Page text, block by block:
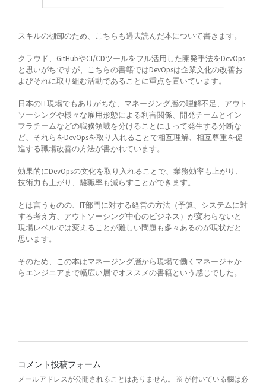
スキルの棚卸のため、こちらも過去読んだ本について書きます。
クラウド、GitHubやCI/CDツールをフル活用した開発手法をDevOps
と思いがちですが、こちらの書籍ではDevOpsは企業文化の改善お
よびそれに取り組む活動であることに重点を置いています。
日本のIT現場でもありがちな、マネージング層の理解不足、アウト
ソーシングや様々な雇用形態による利害関係、開発チームとイン
フラチームなどの職務領域を分けることによって発生する分断な
ど、それらをDevOpsを取り入れることで相互理解、相互尊重を促
進する職場改善の方法が書かれています。
効果的にDevOpsの文化を取り入れることで、業務効率も上がり、
技術力も上がり、離職率も減らすことができます。
とは言うものの、IT部門に対する経営の方法（予算、システムに対
する考え方、アウトソーシング中心のビジネス）が変わらないと
現場レベルでは変えることが難しい問題も多々あるのが現状だと
思います。
そのため、この本はマネージング層から現場で働くマネージャか
らエンジニアまで幅広い層でオススメの書籍という感じでした。
コメント投稿フォーム
メールアドレスが公開されることはありません。 ※ が付いている欄は必